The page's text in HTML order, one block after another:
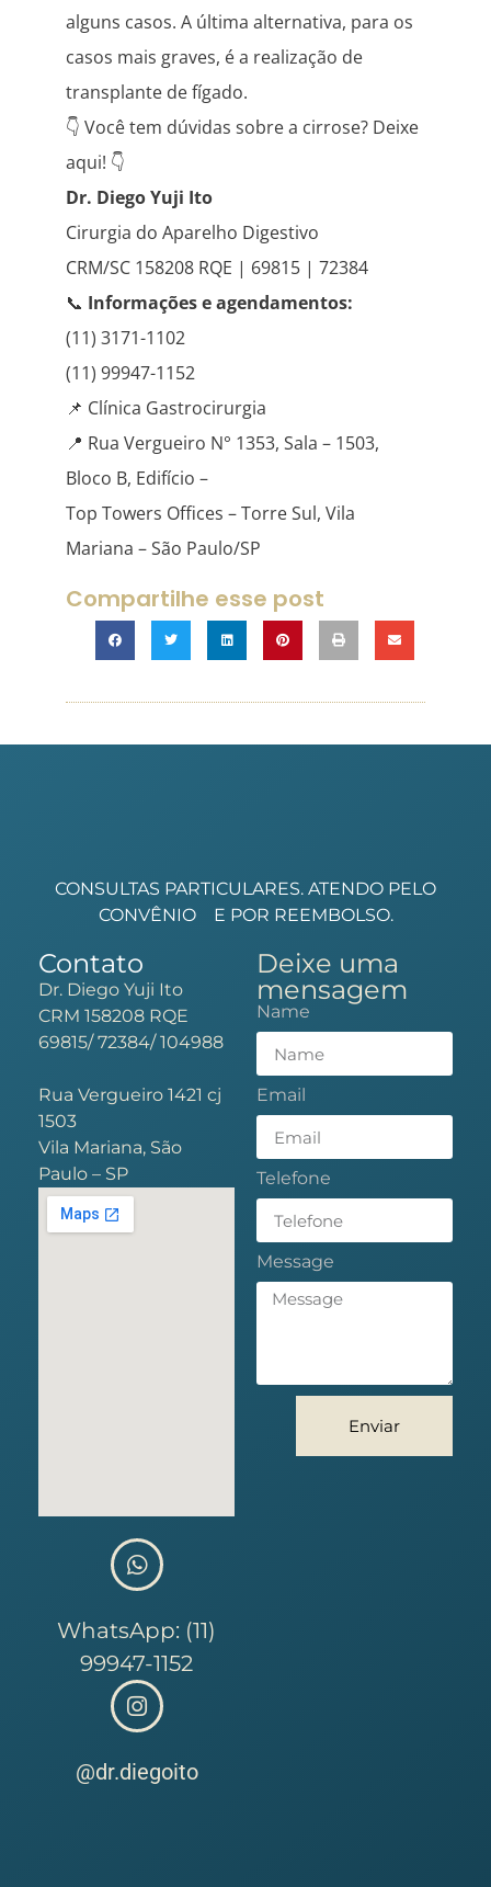
alguns casos. A última alternativa, para os
casos mais graves, é a realização de
transplante de fígado.
👇 Você tem dúvidas sobre a cirrose? Deixe
aqui! 👇
Dr. Diego Yuji Ito
Cirurgia do Aparelho Digestivo
CRM/SC 158208 RQE | 69815 | 72384
📞 Informações e agendamentos:
(11) 3171-1102
(11) 99947-1152
📌 Clínica Gastrocirurgia
📍 Rua Vergueiro N° 1353, Sala – 1503,
Bloco B, Edifício –
Top Towers Offices – Torre Sul, Vila
Mariana – São Paulo/SP
Compartilhe esse post
CONSULTAS PARTICULARES. ATENDO PELO
CONVÊNIO
E POR REEMBOLSO.
Contato
Dr. Diego Yuji Ito
CRM 158208 RQE
69815/ 72384/ 104988
Rua Vergueiro 1421 cj
1503
Vila Mariana, São
Paulo – SP
WhatsApp: (11)
99947-1152
@dr.diegoito
Deixe uma
mensagem
Name
Email
Telefone
Message
Enviar